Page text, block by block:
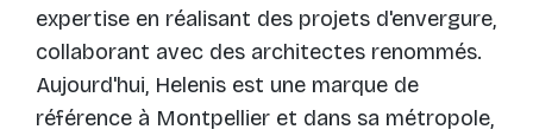
expertise en réalisant des projets d'envergure,
collaborant avec des architectes renommés.
Aujourd'hui, Helenis est une marque de
référence à Montpellier et dans sa métropole,